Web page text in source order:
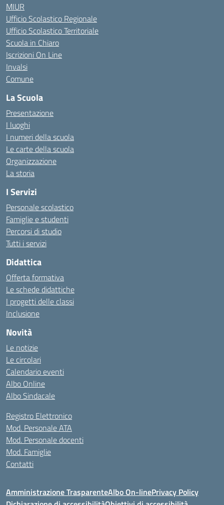
MIUR
Ufficio Scolastico Regionale
Ufficio Scolastico Territoriale
Scuola in Chiaro
Iscrizioni On Line
Invalsi
Comune
La Scuola
Presentazione
I luoghi
I numeri della scuola
Le carte della scuola
Organizzazione
La storia
I Servizi
Personale scolastico
Famiglie e studenti
Percorsi di studio
Tutti i servizi
Didattica
Offerta formativa
Le schede didattiche
I progetti delle classi
Inclusione
Novità
Le notizie
Le circolari
Calendario eventi
Albo Online
Albo Sindacale
Registro Elettronico
Mod. Personale ATA
Mod. Personale docenti
Mod. Famiglie
Contatti
Amministrazione TrasparenteAlbo On-linePrivacy Policy